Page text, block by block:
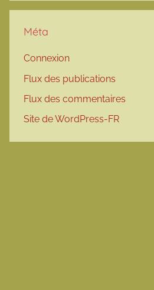
Méta
Connexion
Flux des publications
Flux des commentaires
Site de WordPress-FR